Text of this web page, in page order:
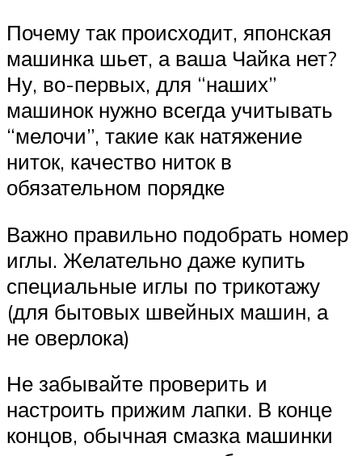
Почему так происходит, японская
машинка шьет, а ваша Чайка нет?
Ну, во-первых, для “наших”
машинок нужно всегда учитывать
“мелочи”, такие как натяжение
ниток, качество ниток в
обязательном порядке
Важно правильно подобрать номер
иглы. Желательно даже купить
специальные иглы по трикотажу
(для бытовых швейных машин, а
не оверлока)
Не забывайте проверить и
настроить прижим лапки. В конце
концов, обычная смазка машинки